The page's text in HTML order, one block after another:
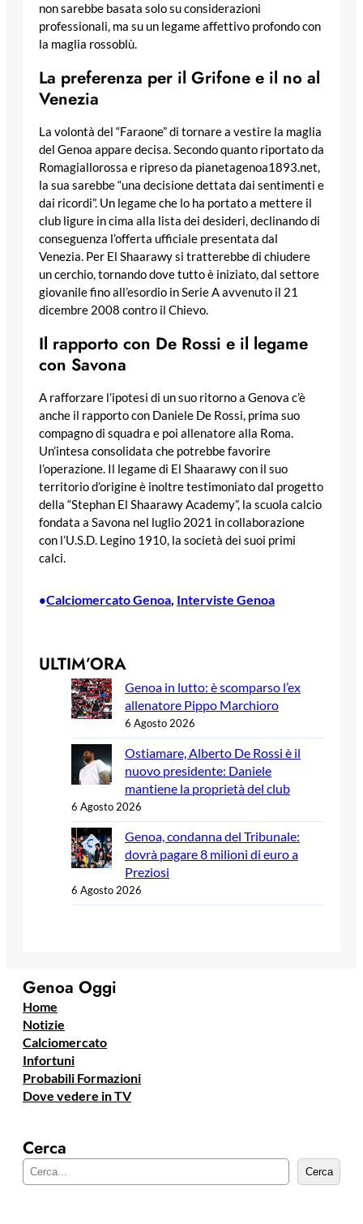
non sarebbe basata solo su considerazioni
professionali, ma su un legame affettivo profondo con
la maglia rossoblù.
La preferenza per il Grifone e il no al
Venezia
La volontà del “Faraone” di tornare a vestire la maglia
del Genoa appare decisa. Secondo quanto riportato da
Romagiallorossa e ripreso da pianetagenoa1893.net,
la sua sarebbe “una decisione dettata dai sentimenti e
dai ricordi”. Un legame che lo ha portato a mettere il
club ligure in cima alla lista dei desideri, declinando di
conseguenza l’offerta ufficiale presentata dal
Venezia. Per El Shaarawy si tratterebbe di chiudere
un cerchio, tornando dove tutto è iniziato, dal settore
giovanile fino all’esordio in Serie A avvenuto il 21
dicembre 2008 contro il Chievo.
Il rapporto con De Rossi e il legame
con Savona
A rafforzare l’ipotesi di un suo ritorno a Genova c’è
anche il rapporto con Daniele De Rossi, prima suo
compagno di squadra e poi allenatore alla Roma.
Un’intesa consolidata che potrebbe favorire
l’operazione. Il legame di El Shaarawy con il suo
territorio d’origine è inoltre testimoniato dal progetto
della “Stephan El Shaarawy Academy”, la scuola calcio
fondata a Savona nel luglio 2021 in collaborazione
con l’U.S.D. Legino 1910, la società dei suoi primi
calci.
•Calciomercato Genoa, Interviste Genoa
ULTIM’ORA
Genoa in lutto: è scomparso l’ex
allenatore Pippo Marchioro
6 Agosto 2026
Ostiamare, Alberto De Rossi è il
nuovo presidente: Daniele
mantiene la proprietà del club
6 Agosto 2026
Genoa, condanna del Tribunale:
dovrà pagare 8 milioni di euro a
Preziosi
6 Agosto 2026
Genoa Oggi
Home
Notizie
Calciomercato
Infortuni
Probabili Formazioni
Dove vedere in TV
Cerca
e
Cerca